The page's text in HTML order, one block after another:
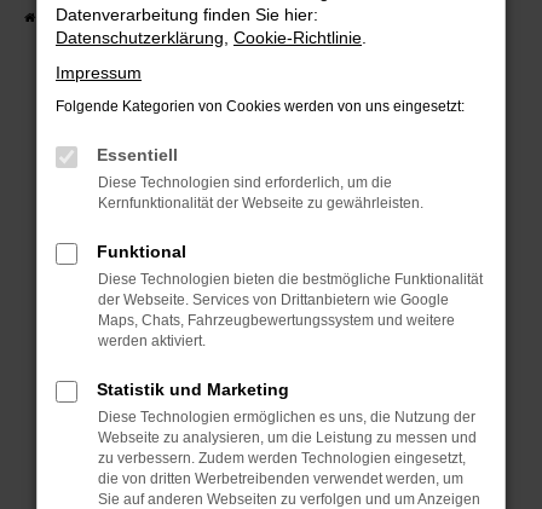
Startseite Fahrzeuge Fahrzeugsuche
Beim Laden ist ein Fehler aufgetreten.
Hier sind ein paar Tipps, die dir helfen können:
Überprüfe deine Firewall und deine
Internetverbindung.
Laden andere Webseiten, zum Beispiel deine
Suchmaschine?
Manche Erweiterungen, wie Werbeblocker,
können das Laden bestimmter Seiten
verhindern. Funktioniert die Seite in einem
anderen Browser oder in einem privaten
Fenster?
Datenverarbeitung finden Sie hier:
Datenschutzerklärung Cookie-Richtlinie
Impressum
Folgende Kategorien von Cookies werden von uns eingesetzt:
Essentiell
Diese Technologien sind erforderlich, um die
Kernfunktionalität der Webseite zu gewährleisten.
Funktional
Diese Technologien bieten die bestmögliche Funktionalität
der Webseite. Services von Drittanbietern wie Google
Maps, Chats, Fahrzeugbewertungssystem und weitere
werden aktiviert.
Statistik und Marketing
Diese Technologien ermöglichen es uns, die Nutzung der
Webseite zu analysieren, um die Leistung zu messen und
zu verbessern. Zudem werden Technologien eingesetzt,
die von dritten Werbetreibenden verwendet werden, um
Sie auf anderen Webseiten zu verfolgen und um Anzeigen